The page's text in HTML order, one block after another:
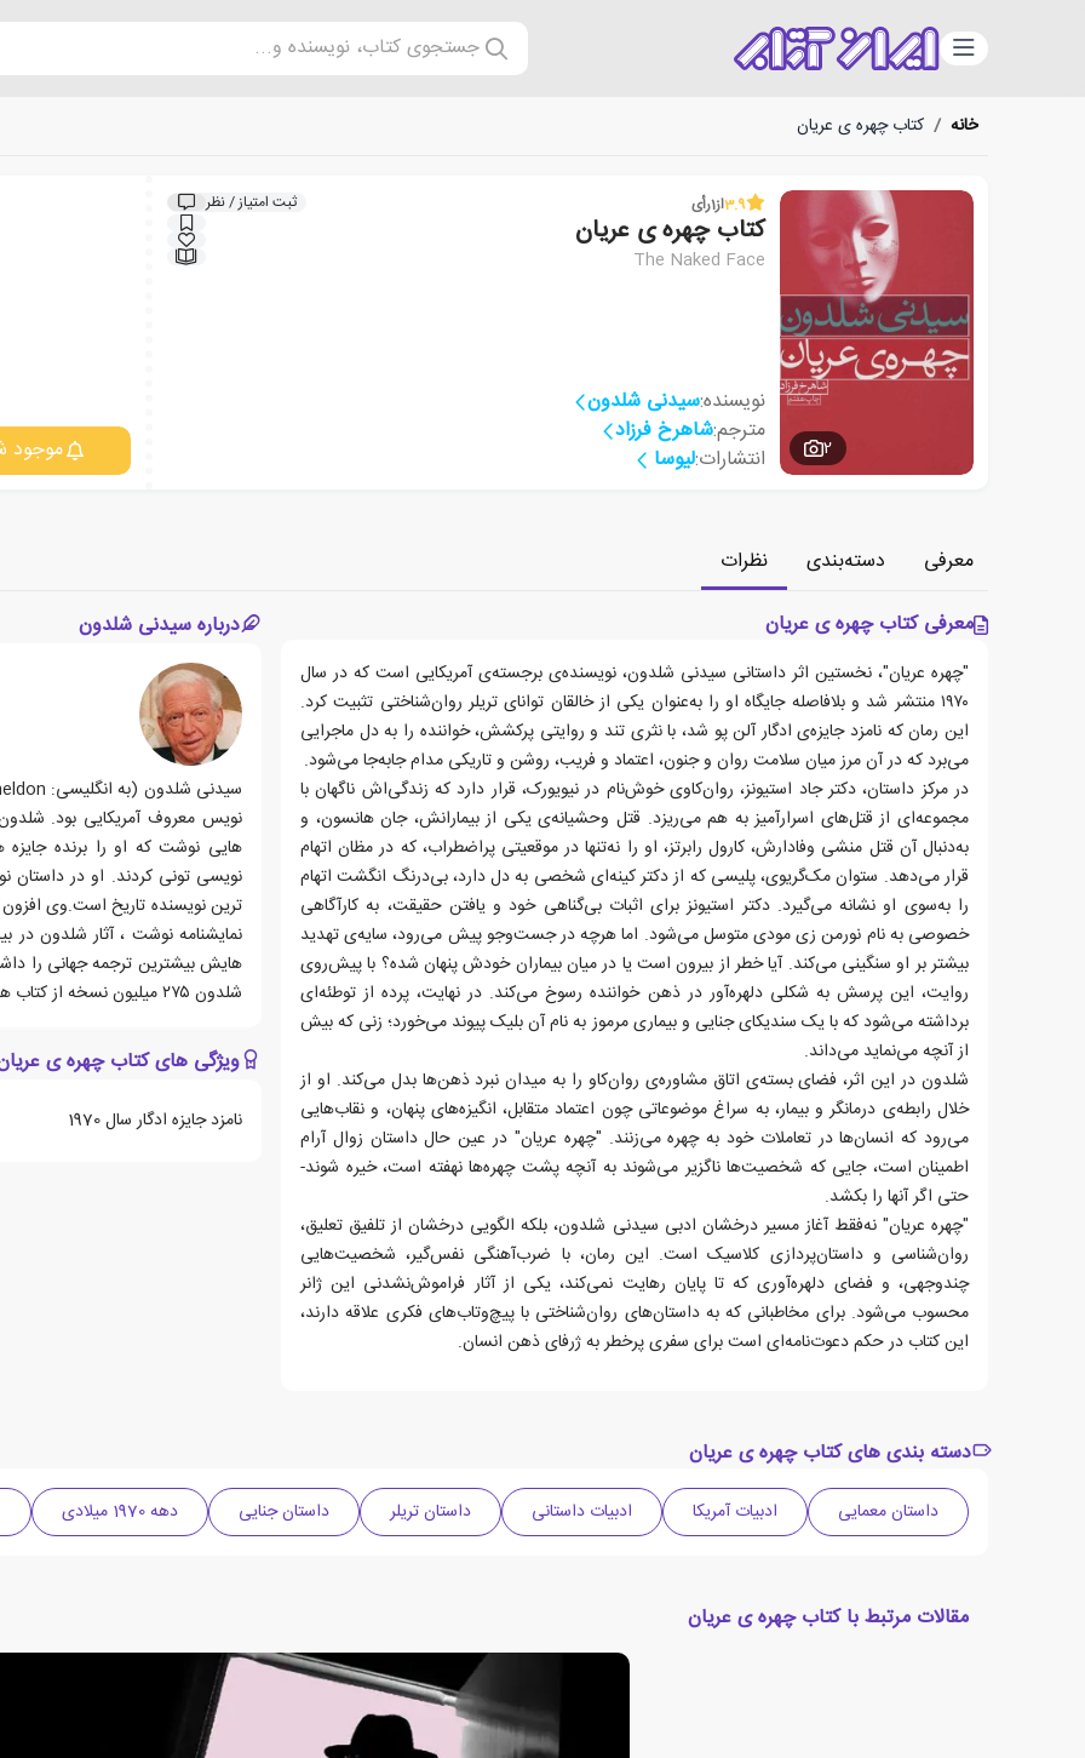
دسته‌بندی جستجوی کتاب، نویسنده و...
خانه / کتاب چهره ی عریان
2
3.9از1رأی ثبت امتیاز / نظر
کتاب چهره ی عریان
The Naked Face
نویسنده:سیدنی شلدون
مترجم:شاهرخ فرزاد
انتشارات:لیوسا موجود
معرفی دسته‌بندی
نظرات
معرفی کتاب چهره ی عریان
"چهره عریان"، نخستین اثر داستانی سیدنی شلدون، نویسنده‌ی برجسته‌ی آمریکایی است که در سال
۱۹۷۰ منتشر شد و بلافاصله جایگاه او را به‌عنوان یکی از خالقان توانای تریلر روان‌شناختی تثبیت کرد.
این رمان که نامزد جایزه‌ی ادگار آلن پو شد، با نثری تند و روایتی پرکشش، خواننده را به دل ماجرایی
می‌برد که در آن مرز میان سلامت روان و جنون، اعتماد و فریب، روشن و تاریکی مدام جابه‌جا می‌شود.
در مرکز داستان، دکتر جاد استیونز، روان‌کاوی خوش‌نام در نیویورک، قرار دارد که زندگی‌اش ناگهان با
مجموعه‌ای از قتل‌های اسرارآمیز به هم می‌ریزد. قتل وحشیانه‌ی یکی از بیمارانش، جان هانسون، و
به‌دنبال آن قتل منشی وفادارش، کارول رابرتز، او را نه‌تنها در موقعیتی پراضطراب، که در مظان اتهام
قرار می‌دهد. ستوان مک‌گریوی، پلیسی که از دکتر کینه‌ای شخصی به دل دارد، بی‌درنگ انگشت اتهام
را به‌سوی او نشانه می‌گیرد. دکتر استیونز برای اثبات بی‌گناهی خود و یافتن حقیقت، به کارآگاهی
خصوصی به نام نورمن زی مودی متوسل می‌شود. اما هرچه در جست‌وجو پیش می‌رود، سایه‌ی تهدید
بیشتر بر او سنگینی می‌کند. آیا خطر از بیرون است یا در میان بیماران خودش پنهان شده؟ با پیش‌روی
روایت، این پرسش به شکلی دلهره‌آور در ذهن خواننده رسوخ می‌کند. در نهایت، پرده از توطئه‌ای
برداشته می‌شود که با یک سندیکای جنایی و بیماری مرموز به نام آن بلیک پیوند می‌خورد؛ زنی که بیش
از آنچه می‌نماید می‌داند.
شلدون در این اثر، فضای بسته‌ی اتاق مشاوره‌ی روان‌کاو را به میدان نبرد ذهن‌ها بدل می‌کند. او از
خلال رابطه‌ی درمانگر و بیمار، به سراغ موضوعاتی چون اعتماد متقابل، انگیزه‌های پنهان، و نقاب‌هایی
می‌رود که انسان‌ها در تعاملات خود به چهره می‌زنند. "چهره عریان" در عین حال داستان زوال آرام
اطمینان است، جایی که شخصیت‌ها ناگزیر می‌شوند به آنچه پشت چهره‌ها نهفته است، خیره شوند-
حتی اگر آنها را بکشد.
"چهره عریان" نه‌فقط آغاز مسیر درخشان ادبی سیدنی شلدون، بلکه الگویی درخشان از تلفیق تعلیق،
روان‌شناسی و داستان‌پردازی کلاسیک است. این رمان، با ضرب‌آهنگی نفس‌گیر، شخصیت‌هایی
چندوجهی، و فضای دلهره‌آوری که تا پایان رهایت نمی‌کند، یکی از آثار فراموش‌نشدنی این ژانر
محسوب می‌شود. برای مخاطبانی که به داستان‌های روان‌شناختی با پیچ‌وتاب‌های فکری علاقه دارند،
این کتاب در حکم دعوت‌نامه‌ای است برای سفری پرخطر به ژرفای ذهن انسان.
درباره سیدنی شلدون
نویس معروف آمریکایی بود.
هایی نوشت که او را برنده جایزه
نمایشنامه نوشت ، آثار شلدون در
هایش بیشترین ترجمه جهانی را
شلدون ۲۷۵ میلیون نسخه از کتاب های او در بازار کتاب دنیا مورد خرید و فروش قرار گرفته است.
ویژگی های کتاب چهره ی
نامزد جایزه ادگار سال 1970
دسته بندی های کتاب چهره ی عریان
داستان معمایی ادبیات آمریکا ادبیات داستانی داستان تریلر داستان جنایی دهه 1970 میلادی
مقالات مرتبط با کتاب چهره ی عریان